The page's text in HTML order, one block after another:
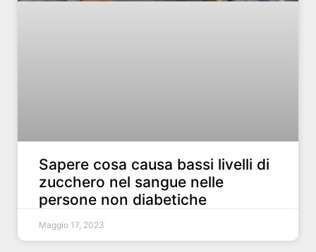
Sapere cosa causa bassi livelli di
zucchero nel sangue nelle
persone non diabetiche
Maggio 17, 2023